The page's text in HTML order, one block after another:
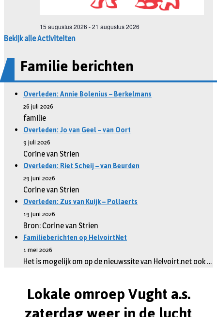
Bekijk alle Activiteiten
Familie berichten
Overleden: Annie Bolenius – Berkelmans
26 juli 2026
familie
Overleden: Jo van Geel – van Oort
9 juli 2026
Corine van Strien
Overleden: Riet Scheij – van Beurden
29 juni 2026
Corine van Strien
Overleden: Zus van Kuijk – Pollaerts
19 juni 2026
Bron: Corine van Strien
Familieberichten op HelvoirtNet
1 mei 2026
Het is mogelijk om op de nieuwssite van Helvoirt.net ook …
Lokale omroep Vught a.s.